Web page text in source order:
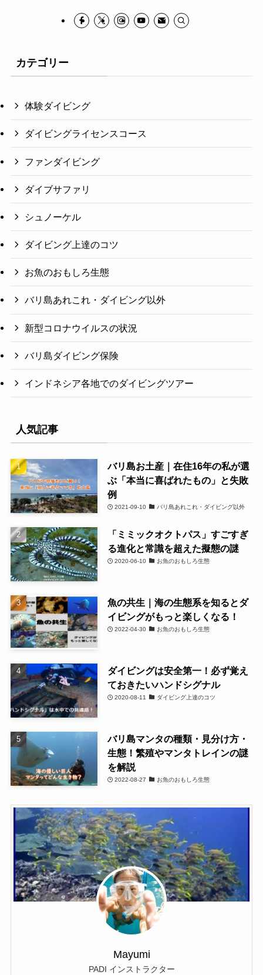
カテゴリー
体験ダイビング
ダイビングライセンスコース
ファンダイビング
ダイブサファリ
シュノーケル
ダイビング上達のコツ
お魚のおもしろ生態
バリ島あれこれ・ダイビング以外
新型コロナウイルスの状況
バリ島ダイビング保険
インドネシア各地でのダイビングツアー
人気記事
バリ島お土産｜在住16年の私が選
ぶ「本当に喜ばれたもの」と失敗
例
2021-09-10 バリ島あれこれ・ダイビング以外
「ミミックオクトパス」すごすぎ
る進化と常識を超えた擬態の謎
2020-06-10 お魚のおもしろ生態
魚の共生｜海の生態系を知るとダ
イビングがもっと楽しくなる！
2022-04-30 お魚のおもしろ生態
ダイビングは安全第一！必ず覚え
ておきたいハンドシグナル
2020-08-11 ダイビング上達のコツ
バリ島マンタの種類・見分け方・
生態！繁殖やマンタトレインの謎
を解説
2022-08-27 お魚のおもしろ生態
Mayumi
PADI インストラクター